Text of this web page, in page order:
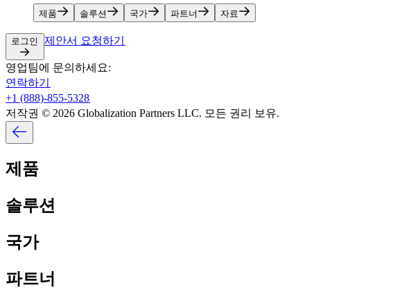
제품​​ 솔루션​​ 국가​​ 파트너​​ 자료​​
로그인​​ 제안서 요청하기​​
영업팀에 문의하세요:​​
연락하기​​
+1 (888)-855-5328​​
저작권 © 2026 Globalization Partners LLC. 모든 권리 보유.​​
제품​​
솔루션​​
국가​​
파트너​​